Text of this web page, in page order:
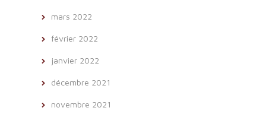
mars 2022
février 2022
janvier 2022
décembre 2021
novembre 2021